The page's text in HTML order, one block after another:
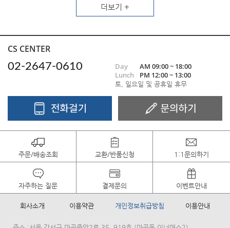
더보기 +
CS CENTER
02-2647-0610
Day
AM 09:00 ~ 18:00
Lunch
PM 12:00 ~ 13:00
토, 일요일 및 공휴일 휴무
주문/배송조회 교환/반품신청 1:1문의하기
자주하는 질문 결제문의 이벤트안내
회사소개 이용약관 개인정보취급방침 이용안내